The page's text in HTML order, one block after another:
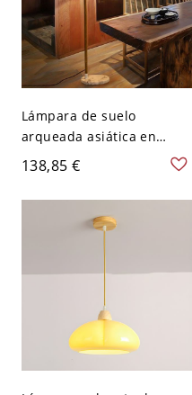
Lámpara de suelo
arqueada asiática en
beige con pantalla de tela
y base de mármol para
sala de estar - 110 A 120 V
138,85 €